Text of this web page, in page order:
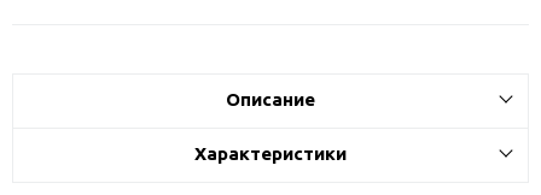
Описание
Характеристики